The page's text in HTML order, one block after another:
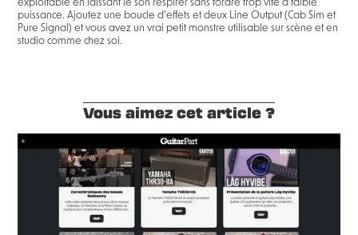
exploitable en laissant le son respirer sans tordre trop vite à faible
puissance. Ajoutez une boucle d’effets et deux Line Output (Cab Sim et
Pure Signal) et vous avez un vrai petit monstre utilisable sur scène et en
studio comme chez soi.
Vous aimez cet article ?